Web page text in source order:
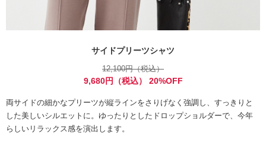
サイドプリーツシャツ
12,100円（税込）
9,680円（税込） 20%OFF
両サイドの細かなプリーツが縦ラインをさりげなく強調し、すっきりと
した美しいシルエットに。ゆったりとしたドロップショルダーで、今年
らしいリラックス感を演出します。